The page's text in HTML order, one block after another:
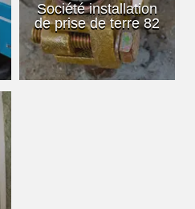
Société installation
de prise de terre 82